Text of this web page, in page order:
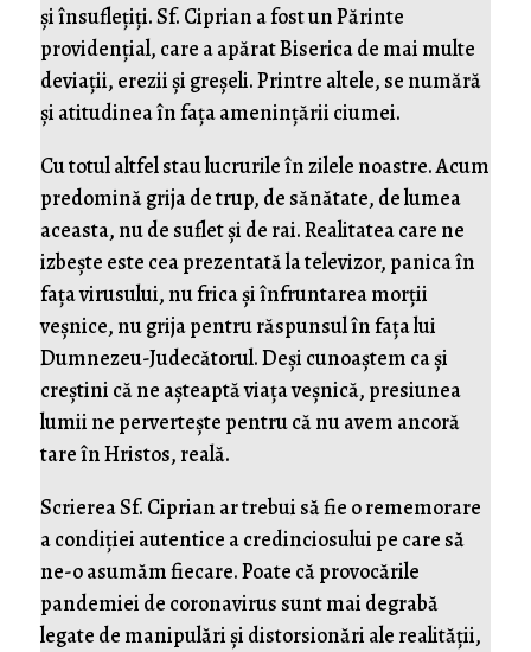
și însuflețiți. Sf. Ciprian a fost un Părinte
providențial, care a apărat Biserica de mai multe
deviații, erezii și greșeli. Printre altele, se numără
și atitudinea în fața amenințării ciumei.
Cu totul altfel stau lucrurile în zilele noastre. Acum
predomină grija de trup, de sănătate, de lumea
aceasta, nu de suflet și de rai. Realitatea care ne
izbește este cea prezentată la televizor, panica în
fața virusului, nu frica și înfruntarea morții
veșnice, nu grija pentru răspunsul în fața lui
Dumnezeu-Judecătorul. Deși cunoaștem ca și
creștini că ne așteaptă viața veșnică, presiunea
lumii ne pervertește pentru că nu avem ancoră
tare în Hristos, reală.
Scrierea Sf. Ciprian ar trebui să fie o rememorare
a condiției autentice a credinciosului pe care să
ne-o asumăm fiecare. Poate că provocările
pandemiei de coronavirus sunt mai degrabă
legate de manipulări și distorsionări ale realității,